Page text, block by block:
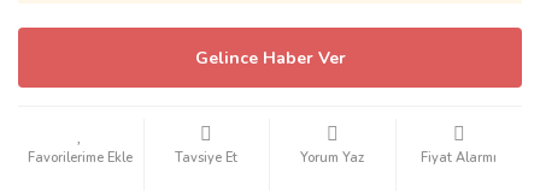
Gelince Haber Ver
Tavsiye Et Yorum Yaz Fiyat Alarmı